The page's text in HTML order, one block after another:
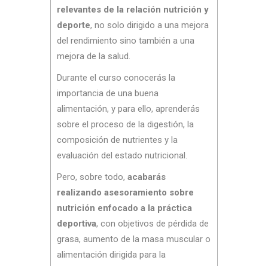
relevantes de la relación nutrición y
deporte, no solo dirigido a una mejora
del rendimiento sino también a una
mejora de la salud.
Durante el curso conocerás la
importancia de una buena
alimentación, y para ello, aprenderás
sobre el proceso de la digestión, la
composición de nutrientes y la
evaluación del estado nutricional.
Pero, sobre todo, acabarás
realizando asesoramiento sobre
nutrición enfocado a la práctica
deportiva, con objetivos de pérdida de
grasa, aumento de la masa muscular o
alimentación dirigida para la